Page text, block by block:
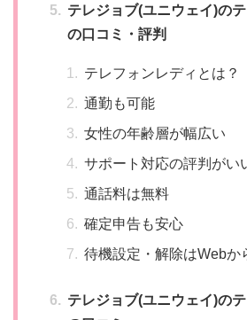
テレジョブ(ユニウェイ)の
の口コミ・評判
テレフォンレディとは？
通勤も可能
女性の年齢層が幅広い
サポート対応の評判がい
通話料は無料
確定申告も安心
待機設定・解除はWebか
テレジョブ(ユニウェイ)の